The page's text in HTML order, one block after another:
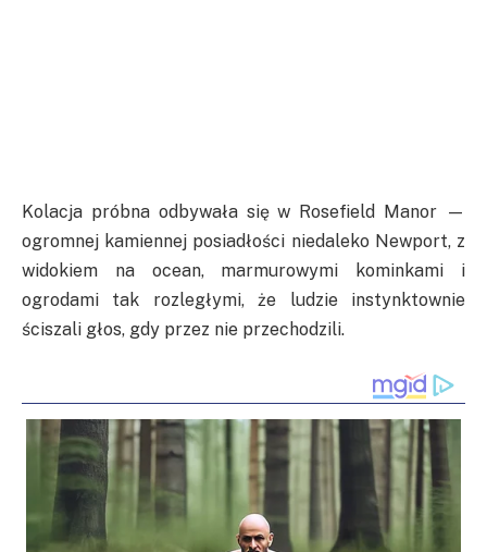
Kolacja próbna odbywała się w Rosefield Manor —
ogromnej kamiennej posiadłości niedaleko Newport, z
widokiem na ocean, marmurowymi kominkami i
ogrodami tak rozległymi, że ludzie instynktownie
ściszali głos, gdy przez nie przechodzili.